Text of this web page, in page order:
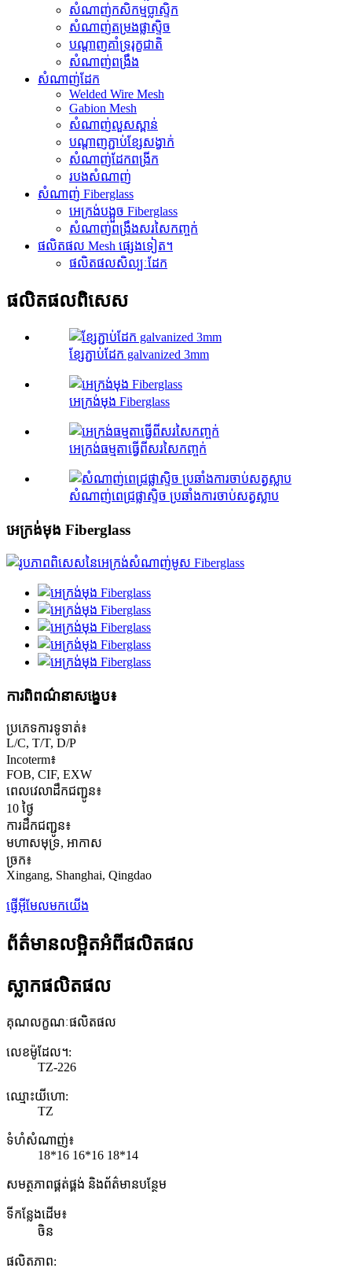
សំណាញ់កសិកម្មប្លាស្ទិក
សំណាញ់តម្រងផ្លាស្ទិច
បណ្តាញគាំទ្ររុក្ខជាតិ
សំណាញ់ពង្រឹង
សំណាញ់ដែក
Welded Wire Mesh
Gabion Mesh
សំណាញ់លួសស្ពាន់
បណ្តាញភ្ជាប់ខ្សែសង្វាក់
សំណាញ់ដែកពង្រីក
របងសំណាញ់
សំណាញ់ Fiberglass
អេក្រង់បង្អួច Fiberglass
សំណាញ់ពង្រឹងសរសៃកញ្ចក់
ផលិតផល Mesh ផ្សេងទៀត។
ផលិតផលសិល្បៈដែក
ផលិតផល​ពិសេស
ខ្សែភ្ជាប់ដែក galvanized 3mm
អេក្រង់មុង Fiberglass
អេក្រង់ធម្មតាធ្វើពីសរសៃកញ្ចក់
សំណាញ់ពេជ្រផ្លាស្ទិច ប្រឆាំងការចាប់សត្វស្លាប
អេក្រង់មុង Fiberglass
ការពិពណ៌នាសង្ខេប៖
ប្រភេទការទូទាត់៖
L/C, T/T, D/P
Incoterm៖
FOB, CIF, EXW
ពេលវេលាដឹកជញ្ជូន៖
10 ថ្ងៃ
ការដឹកជញ្ជូន៖
មហាសមុទ្រ, អាកាស
ច្រក៖
Xingang, Shanghai, Qingdao
ផ្ញើអ៊ីមែលមកយើង
ព័ត៌មានលម្អិតអំពីផលិតផល
ស្លាកផលិតផល
គុណលក្ខណៈផលិតផល
លេខ​ម៉ូដែល។:
TZ-226
ឈ្មោះ​យីហោ:
TZ
ទំហំសំណាញ់៖
18*16 16*16 18*14
សមត្ថភាពផ្គត់ផ្គង់ និងព័ត៌មានបន្ថែម
ទីកន្លែងដើម៖
ចិន
ផលិតភាព: